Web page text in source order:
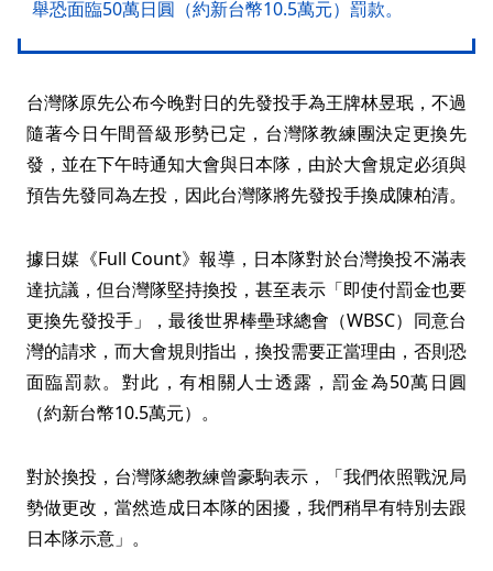
舉恐面臨50萬日圓（約新台幣10.5萬元）罰款。
台灣隊原先公布今晚對日的先發投手為王牌林昱珉，不過
隨著今日午間晉級形勢已定，台灣隊教練團決定更換先
發，並在下午時通知大會與日本隊，由於大會規定必須與
預告先發同為左投，因此台灣隊將先發投手換成陳柏清。
據日媒《Full Count》報導，日本隊對於台灣換投不滿表
達抗議，但台灣隊堅持換投，甚至表示「即使付罰金也要
更換先發投手」，最後世界棒壘球總會（WBSC）同意台
灣的請求，而大會規則指出，換投需要正當理由，否則恐
面臨罰款。對此，有相關人士透露，罰金為50萬日圓
（約新台幣10.5萬元）。
對於換投，台灣隊總教練曾豪駒表示，「我們依照戰況局
勢做更改，當然造成日本隊的困擾，我們稍早有特別去跟
日本隊示意」。